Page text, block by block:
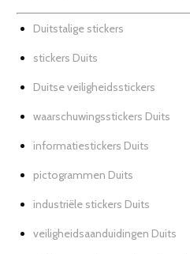
Duitstalige stickers
stickers Duits
Duitse veiligheidsstickers
waarschuwingsstickers Duits
informatiestickers Duits
pictogrammen Duits
industriële stickers Duits
veiligheidsaanduidingen Duits